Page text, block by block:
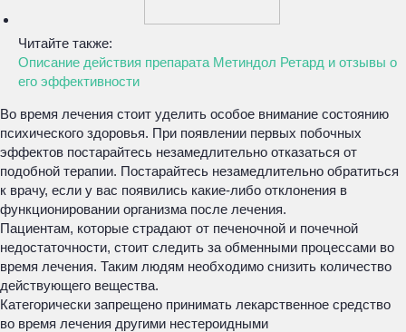
Читайте также:
Описание действия препарата Метиндол Ретард и отзывы о
его эффективности
Во время лечения стоит уделить особое внимание состоянию
психического здоровья. При появлении первых побочных
эффектов постарайтесь незамедлительно отказаться от
подобной терапии. Постарайтесь незамедлительно обратиться
к врачу, если у вас появились какие-либо отклонения в
функционировании организма после лечения.
Пациентам, которые страдают от печеночной и почечной
недостаточности, стоит следить за обменными процессами во
время лечения. Таким людям необходимо снизить количество
действующего вещества.
Категорически запрещено принимать лекарственное средство
во время лечения другими нестероидными